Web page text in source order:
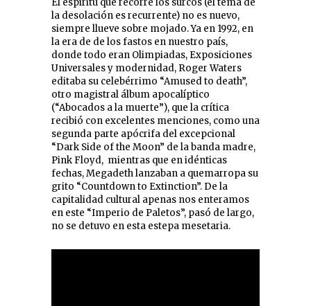
El espíritu que recorre los surcos (el tema de
la desolación es recurrente) no es nuevo,
siempre llueve sobre mojado. Ya en 1992, en
la era de de los fastos en nuestro país,
donde todo eran Olimpiadas, Exposiciones
Universales y modernidad, Roger Waters
editaba su celebérrimo “Amused to death”,
otro magistral álbum apocalíptico
(“Abocados a la muerte”), que la crítica
recibió con excelentes menciones, como una
segunda parte apócrifa del excepcional
“Dark Side of the Moon” de la banda madre,
Pink Floyd, mientras que en idénticas
fechas, Megadeth lanzaban a quemarropa su
grito “Countdown to Extinction”. De la
capitalidad cultural apenas nos enteramos
en este “Imperio de Paletos”, pasó de largo,
no se detuvo en esta estepa mesetaria.